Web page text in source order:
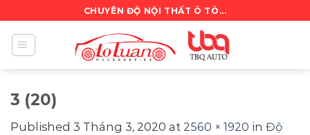
content
CHUYÊN ĐỘ NỘI THẤT Ô TÔ...
3 (20)
Published 3 Tháng 3, 2020 at 2560 × 1920 in Độ